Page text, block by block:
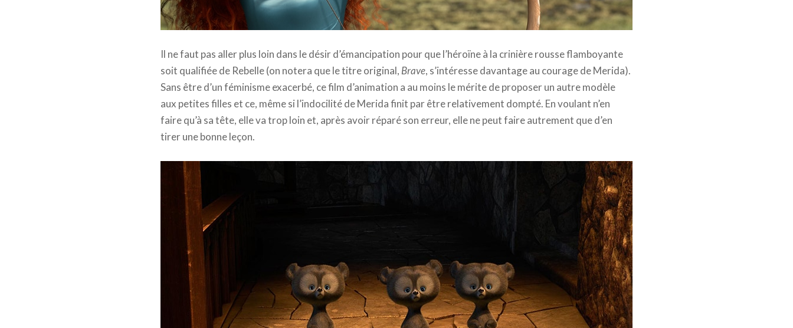
Il ne faut pas aller plus loin dans le désir d’émancipation pour que l’héroïne à la crinière rousse flamboyante
soit qualifiée de Rebelle (on notera que le titre original, Brave, s’intéresse davantage au courage de Merida).
Sans être d’un féminisme exacerbé, ce film d’animation a au moins le mérite de proposer un autre modèle
aux petites filles et ce, même si l’indocilité de Merida finit par être relativement dompté. En voulant n’en
faire qu’à sa tête, elle va trop loin et, après avoir réparé son erreur, elle ne peut faire autrement que d’en
tirer une bonne leçon.